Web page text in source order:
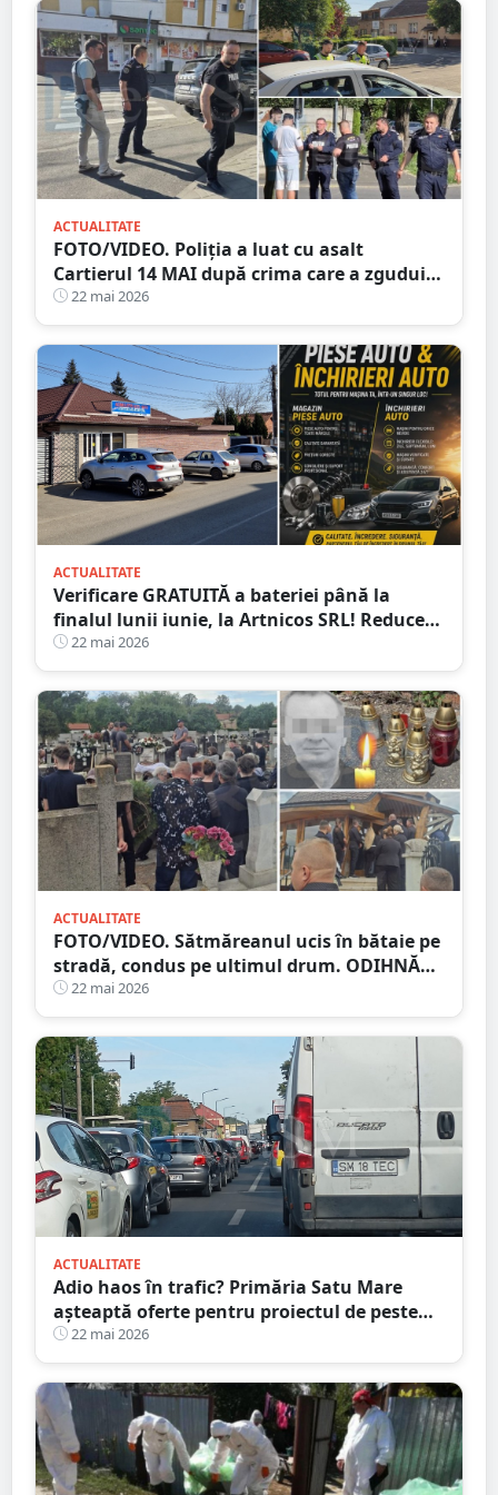
ACTUALITATE
FOTO/VIDEO. Poliția a luat cu asalt
Cartierul 14 MAI după crima care a zguduit
Satu Mare
22 mai 2026
ACTUALITATE
Verificare GRATUITĂ a bateriei până la
finalul lunii iunie, la Artnicos SRL! Reducere
de 50% la verificarea sistemului de
climatizare
22 mai 2026
ACTUALITATE
FOTO/VIDEO. Sătmăreanul ucis în bătaie pe
stradă, condus pe ultimul drum. ODIHNĂ
VEȘNICĂ!
22 mai 2026
ACTUALITATE
Adio haos în trafic? Primăria Satu Mare
așteaptă oferte pentru proiectul de peste
100 de milioane
22 mai 2026